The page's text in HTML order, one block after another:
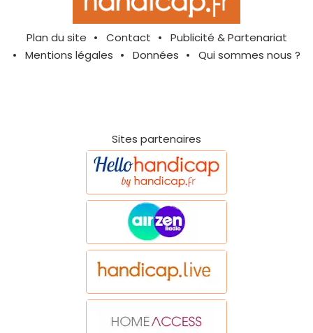
Plan du site Contact
Publicité & Partenariat
Mentions légales
Données Qui sommes nous ?
Sites partenaires